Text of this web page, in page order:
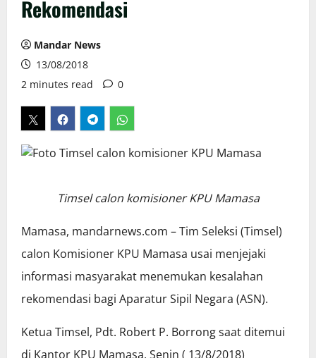
Rekomendasi
Mandar News
13/08/2018
2 minutes read
0
Timsel calon komisioner KPU Mamasa
Mamasa, mandarnews.com – Tim Seleksi (Timsel)
calon Komisioner KPU Mamasa usai menjejaki
informasi masyarakat menemukan kesalahan
rekomendasi bagi Aparatur Sipil Negara (ASN).
Ketua Timsel, Pdt. Robert P. Borrong saat ditemui
di Kantor KPU Mamasa, Senin ( 13/8/2018)